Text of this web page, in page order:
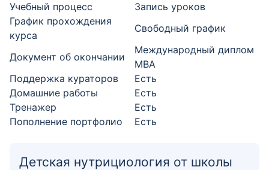
Учебный процесс
Запись уроков
График прохождения
курса
Свободный график
Документ об окончании
Международный диплом
MBA
Поддержка кураторов
Есть
Домашние работы
Есть
Тренажер
Есть
Пополнение портфолио
Есть
Детская нутрициология от школы